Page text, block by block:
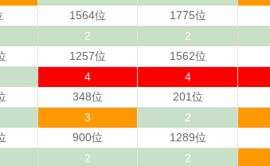
1564位
1775位
2
1257位
2
1562位
4
348位
4
201位
3
900位
2
1289位
2 2